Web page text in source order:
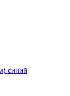
синий